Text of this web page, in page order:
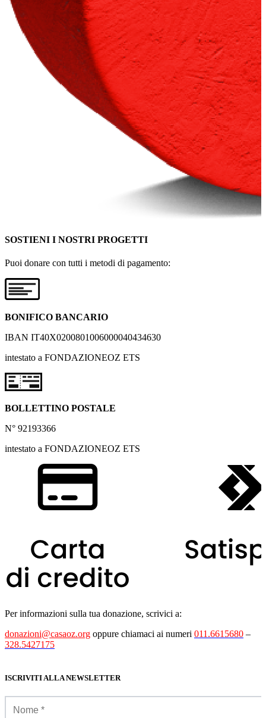
SOSTIENI I NOSTRI PROGETTI
Puoi donare con tutti i metodi di pagamento:
BONIFICO BANCARIO
IBAN IT40X0200801006000040434630
intestato a FONDAZIONEOZ ETS
BOLLETTINO POSTALE
N° 92193366
intestato a FONDAZIONEOZ ETS
Per informazioni sulla tua donazione, scrivici a:
donazioni@casaoz.org oppure chiamaci ai numeri 011.6615680 –
328.5427175
ISCRIVITI ALLA NEWSLETTER